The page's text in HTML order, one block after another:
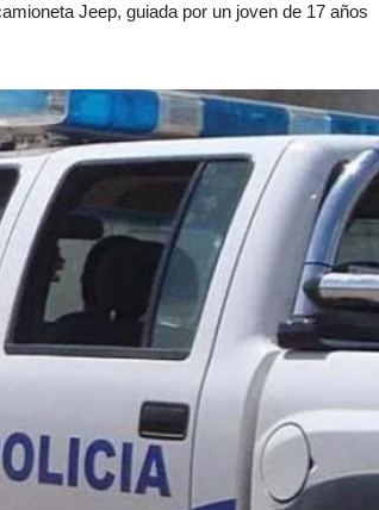
Jeep, guiada por un joven de 17 años